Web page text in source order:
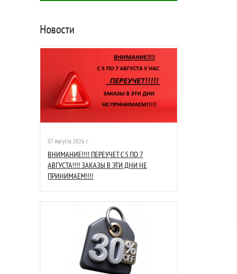
Новости
07 Августа 2026 г.
ВНИМАНИЕ!!!! ПЕРЕУЧЕТ С 5 ПО 7
АВГУСТА!!!! ЗАКАЗЫ В ЭТИ ДНИ НЕ
ПРИНИМАЕМ!!!!